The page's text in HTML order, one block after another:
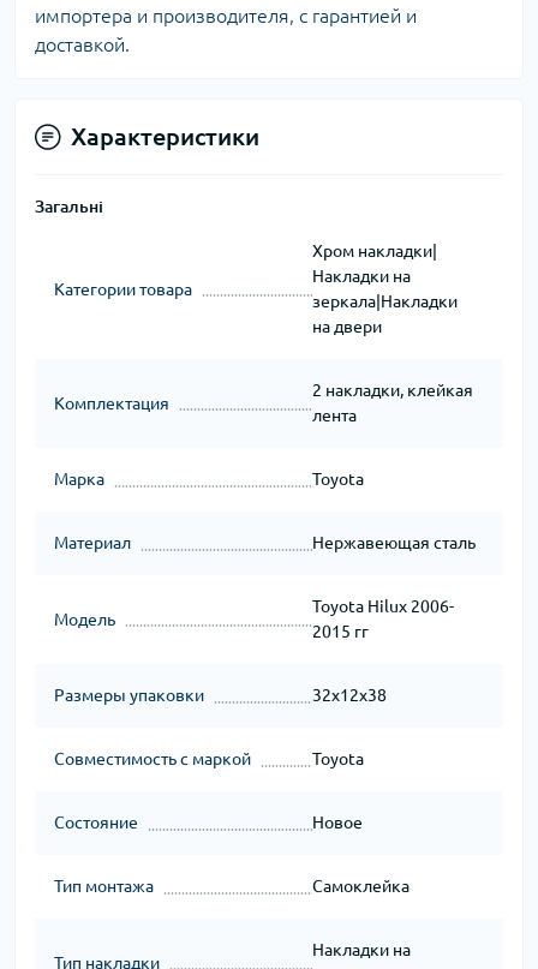
импортера и производителя, с гарантией и
доставкой.
Характеристики
Загальні
Категории товара
Хром накладки|
Накладки на
зеркала|Накладки
на двери
Комплектация
2 накладки, клейкая
лента
Марка Toyota
Материал Нержавеющая сталь
Модель
Toyota Hilux 2006-
2015 гг
Размеры упаковки 32x12x38
Совместимость с маркой Toyota
Состояние Новое
Тип монтажа Самоклейка
Тип накладки
Накладки на